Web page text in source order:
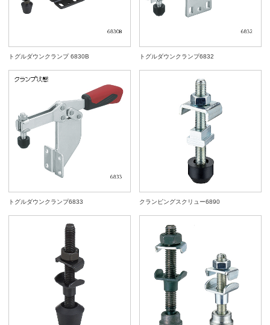
トグルダウンクランプ 6830B トグルダウンクランプ6832
トグルダウンクランプ6833 クランピングスクリュー6890